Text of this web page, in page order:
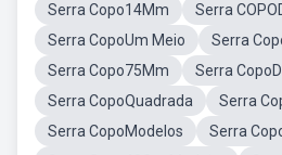
Serra Copo14Mm
Serra
Serra CopoUm Meio
Serra
Serra Copo75Mm
Serra
Serra CopoQuadrada
Serra
Serra CopoModelos
Serra